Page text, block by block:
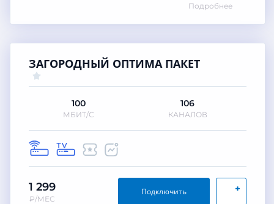
Подробнее
ЗАГОРОДНЫЙ ОПТИМА ПАКЕТ
100
МБИТ/С
106
КАНАЛОВ
1 299
₽/МЕС
+
Подключить